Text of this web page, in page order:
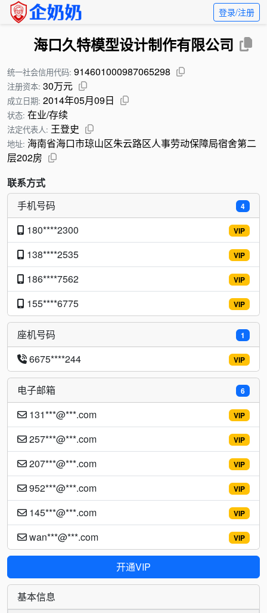
登录/注册
海口久特模型设计制作有限公司
统一社会信用代码: 914601000987065298
注册资本: 30万元
成立日期: 2014年05月09日
状态: 在业/存续
法定代表人: 王登史
地址: 海南省海口市琼山区朱云路区人事劳动保障局宿舍第二
层202房
联系方式
4
手机号码
VIP
180****2300
VIP
138****2535
VIP
186****7562
VIP
155****6775
1
座机号码
VIP
6675****244
6
电子邮箱
VIP
131***@***.com
VIP
257***@***.com
VIP
207***@***.com
VIP
952***@***.com
VIP
145***@***.com
VIP
wan***@***.com
开通VIP
基本信息